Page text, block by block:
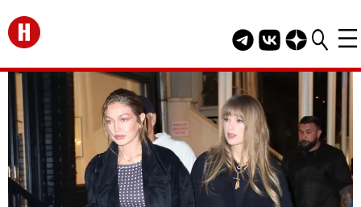
Перейти на главную
Telegram канал
Группа HELLO
Канал